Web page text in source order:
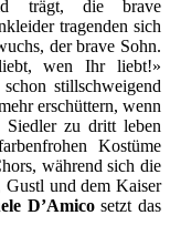
trägt, die brave
tragenden sich
der brave Sohn.
wen Ihr liebt!»
stillschweigend
erschüttern, wenn
zu dritt leben
Kostüme
während sich die
Gustl und dem Kaiser
D’Amicosetzt das